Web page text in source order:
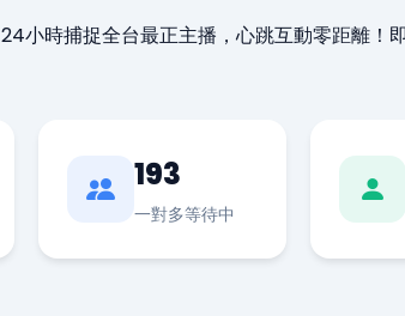
24小時捕捉全台最正主播，心跳互動零距離！
193
一對多等待中